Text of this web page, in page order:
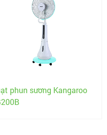
phun sương Kangaroo